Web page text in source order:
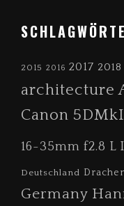
FOOTER
2015 2016 2017 2018
architecture
Canon
16-35mm f2.8 L
Deutschland
Germany